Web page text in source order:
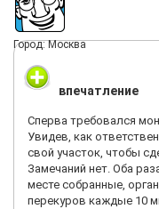
Город: Москва
впечатление
Сперва требовался
Увидев, как
свой участок, чтобы
Замечаний нет. Оба
месте собранные,
перекуров каждые 10